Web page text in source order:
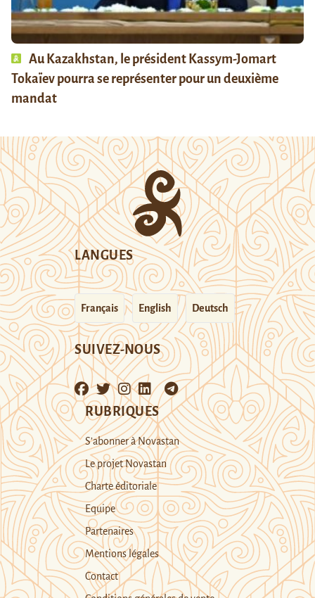
Au Kazakhstan, le président Kassym-Jomart
Tokaïev pourra se représenter pour un deuxième
mandat
LANGUES
Français English Deutsch
SUIVEZ-NOUS
RUBRIQUES
S’abonner à Novastan
Le projet Novastan
Charte éditoriale
Equipe
Partenaires
Mentions légales
Contact